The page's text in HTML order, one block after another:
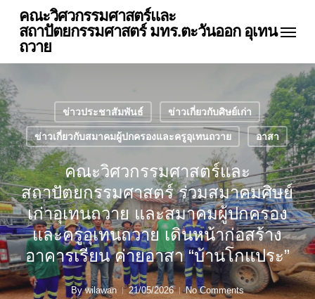
main
content
คณะวิศวกรรมศาสตร์และ
สถาปัตยกรรมศาสตร์ มทร.ตะวันออก อุเทน
ถวาย
Menu
ข่าวประชาสัมพันธ์ ข่าวเกี่ยวกับศิษย์เก่า
ข่าวเกี่ยวกับสมาคมผู้ปกครองและครูอุเทนถวาย อาสา
คณะวิศวกรรมศาสตร์และ
สถาปัตยกรรมศาสตร์ ร่วมสมาคมศิษย์
เก่าอุเทนถวาย และสมาคมผู้ปกครอง
และครูอุเทนถวาย เดินหน้าก่อสร้าง
อาคารเรียน ค่ายอาสา “บ้านโกแประ”
By wilawan 21/05/2026 No Comments